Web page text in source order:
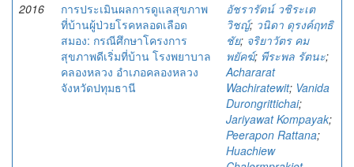
2016
การประเมินผลการดูแลสุขภาพ
ที่บ้านผู้ป่วยโรคหลอดเลือด
สมอง: กรณีศึกษาโครงการ
สุขภาพดีเริ่มที่บ้าน โรงพยาบาล
คลองหลวง อำเภอคลองหลวง
จังหวัดปทุมธานี
อัชรารัตน์ วชิระเต
วิชญ์; วนิดา ดุรงค์ฤทธิ
ชัย; จริยาวัตร คม
พยัคฆ์; พีระพล รัตนะ;
Achararat
Wachiratewit; Vanida
Durongrittichai;
Jariyawat Kompayak;
Peerapon Rattana;
Huachiew